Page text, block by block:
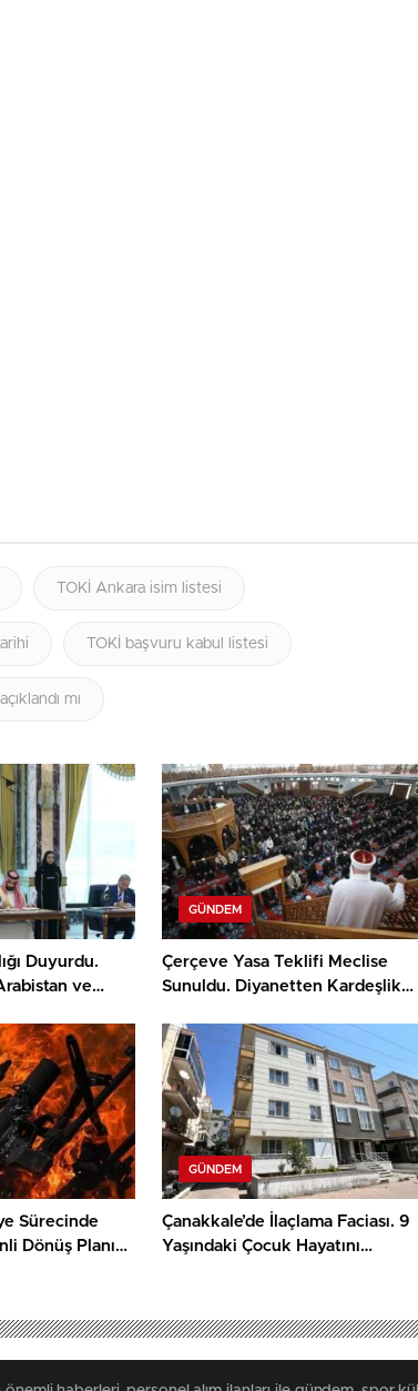
TOKİ Ankara isim listesi
TOKİ başvuru kabul listesi
mı
Duyurdu.
ve
GÜNDEM
Çerçeve Yasa Teklifi Meclise
Sunuldu. Diyanetten Kardeşlik
Sürecinde
Dönüş Planı
GÜNDEM
Çanakkale’de İlaçlama Faciası. 9
Yaşındaki Çocuk Hayatını